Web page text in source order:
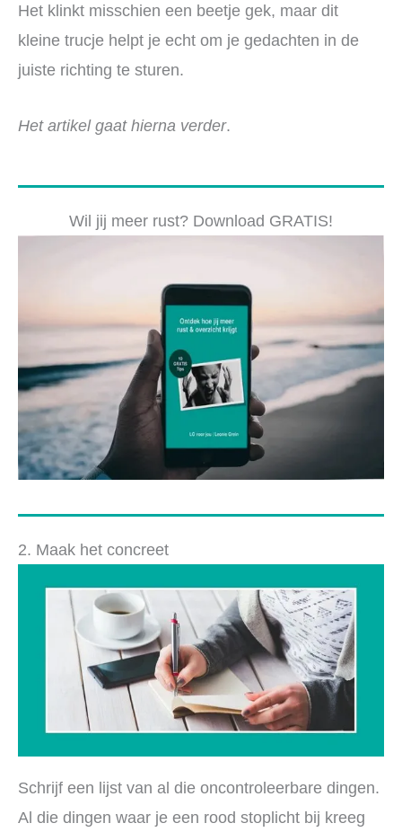
Het klinkt misschien een beetje gek, maar dit
kleine trucje helpt je echt om je gedachten in de
juiste richting te sturen.
Het artikel gaat hierna verder.
Wil jij meer rust? Download GRATIS!
2. Maak het concreet
Schrijf een lijst van al die oncontroleerbare dingen.
Al die dingen waar je een rood stoplicht bij kreeg